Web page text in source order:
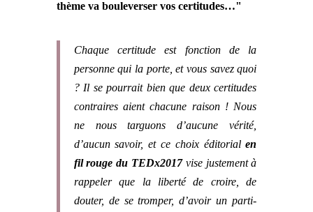
thème va bouleverser vos certitudes…"
Chaque certitude est fonction de la
personne qui la porte, et vous savez quoi
? Il se pourrait bien que deux certitudes
contraires aient chacune raison ! Nous
ne nous targuons d’aucune vérité,
d’aucun savoir, et ce choix éditorialen
fil rouge du TEDx2017vise justement à
rappeler que la liberté de croire, de
douter, de se tromper, d’avoir un parti-